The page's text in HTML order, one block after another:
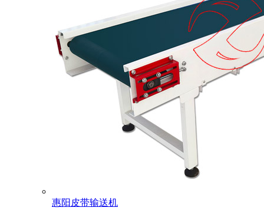
惠阳皮带输送机